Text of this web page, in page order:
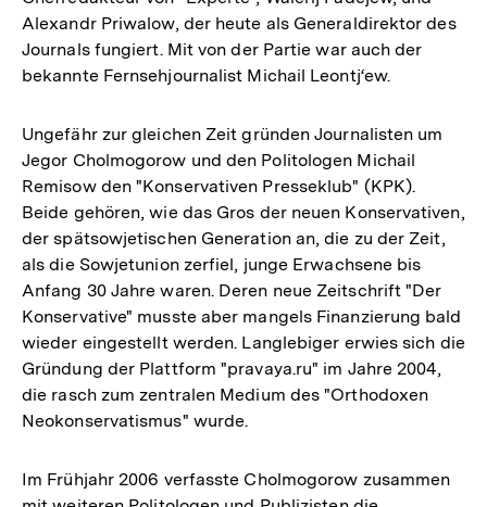
Alexandr Priwalow, der heute als Generaldirektor des
Journals fungiert. Mit von der Partie war auch der
bekannte Fernsehjournalist Michail Leontj‘ew.
Ungefähr zur gleichen Zeit gründen Journalisten um
Jegor Cholmogorow und den Politologen Michail
Remisow den "Konservativen Presseklub" (KPK).
Beide gehören, wie das Gros der neuen Konservativen,
der spätsowjetischen Generation an, die zu der Zeit,
als die Sowjetunion zerfiel, junge Erwachsene bis
Anfang 30 Jahre waren. Deren neue Zeitschrift "Der
Konservative" musste aber mangels Finanzierung bald
wieder eingestellt werden. Langlebiger erwies sich die
Gründung der Plattform "pravaya.ru" im Jahre 2004,
die rasch zum zentralen Medium des "Orthodoxen
Neokonservatismus" wurde.
Im Frühjahr 2006 verfasste Cholmogorow zusammen